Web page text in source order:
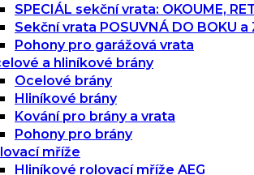
SPECIÁL sekční vrata: OKOUME,
Sekční vrata POSUVNÁ DO BOKU a
Pohony pro garážová vrata
a hliníkové brány
Ocelové brány
Hliníkové brány
Kování pro brány a vrata
Pohony pro brány
mříže
Hliníkové rolovací mříže AEG